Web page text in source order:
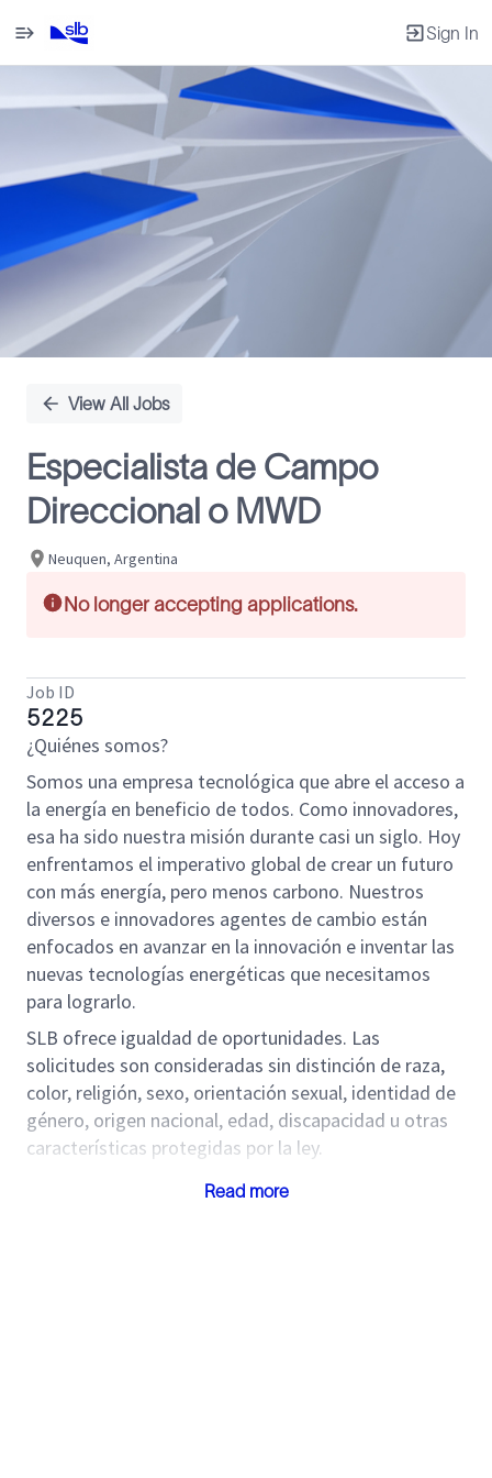
Sign In
Position
View All Jobs
Especialista de Campo
Direccional o MWD
Neuquen, Argentina
No longer accepting applications.
Job ID
5225
¿Quiénes somos?
Somos una empresa tecnológica que abre el acceso a
la energía en beneficio de todos. Como innovadores,
esa ha sido nuestra misión durante casi un siglo. Hoy
enfrentamos el imperativo global de crear un futuro
con más energía, pero menos carbono. Nuestros
diversos e innovadores agentes de cambio están
enfocados en avanzar en la innovación e inventar las
nuevas tecnologías energéticas que necesitamos
para lograrlo.
SLB ofrece igualdad de oportunidades. Las
solicitudes son consideradas sin distinción de raza,
color, religión, sexo, orientación sexual, identidad de
género, origen nacional, edad, discapacidad u otras
características protegidas por la ley.
Descripción del puesto:Read more